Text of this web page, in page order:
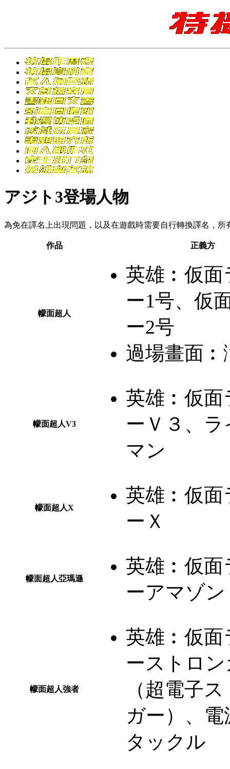
アジト3登場人物
為免在譯名上出現問題，以及在遊戲時需要自行轉換譯名，所
作品 正義方
幪面超人
英雄︰ 仮面
ー1号、仮
ー2号
過場畫面︰
幪面超人V3
英雄︰ 仮面
ーＶ３、
マン
幪面超人X
英雄︰ 仮面
ーＸ
幪面超人亞瑪遜
英雄︰ 仮面
ーアマゾン
幪面超人強者
英雄︰ 仮面
ーストロ
（超電子
ガー）、電
タックル